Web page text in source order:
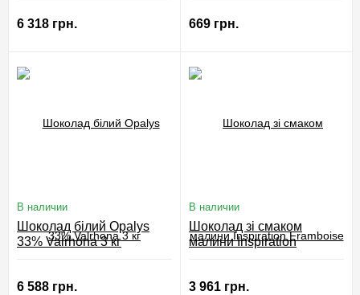
6 318 грн. 669 грн.
В наличии
Шоколад білий Opalys
33% Valrhona 3 кг
6 588 грн.
В наличии
Шоколад зі смаком
малини Inspiration
3 961 грн.